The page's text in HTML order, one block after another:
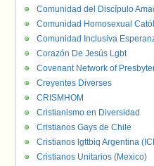
Comunidad del Discípulo
Comunidad Homosexual
Comunidad Inclusiva
Corazón De Jesús Lgbt
Covenant Network of
Creyentes Diverses
CRISMHOM
Cristianismo en Diversidad
Cristianos Gays de Chile
Cristianos lgttbiq Argentina
Cristianos Unitarios (Mexico)